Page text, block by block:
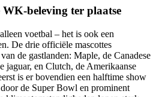
beleving ter plaatse
voetbal – het is ook een
De drie officiële mascottes
de gastlanden: Maple, de Canadese
jaguar, en Clutch, de Amerikaanse
is er bovendien een halftime show
de Super Bowl en prominent